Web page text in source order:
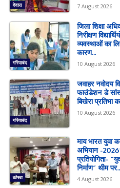
देवास 7 August 2026
गरियाबंद
जिला शिक्षा
निरीक्षण
व्यवस्थाओं का
कारण...
10 August 2026
गरियाबंद
जवाहर नवोदय
फाउंडेशन डे
बिखेरा प्रतिभा
10 August 2026
कोरबा
माय भारत युवा
अभियान -
प्रतियोगिता-
निर्माण” थीम
4 August 2026